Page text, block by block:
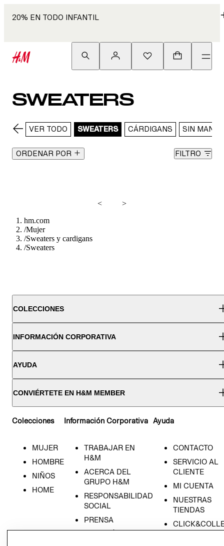
20% EN TODO INFANTIL
SWEATERS
VER TODO SWEATERS CÁRDIGANS SIN
ORDENAR POR FILTRO
<
>
hm.com
/Mujer
/Sweaters y cardigans
/Sweaters
COLECCIONES
INFORMACIÓN CORPORATIVA
AYUDA
CONVIÉRTETE EN H&M MEMBER
Colecciones
MUJER
HOMBRE
NIÑOS
HOME
Información Corporativa
TRABAJAR EN
H&M
ACERCA DEL
GRUPO H&M
RESPONSABILIDAD
SOCIAL
PRENSA
Ayuda
CONTACTO
SERVICIO AL
CLIENTE
MI CUENTA
NUESTRAS
TIENDAS